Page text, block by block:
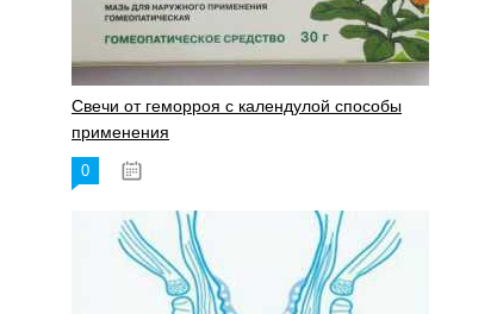
Свечи от геморроя с календулой способы
применения
0